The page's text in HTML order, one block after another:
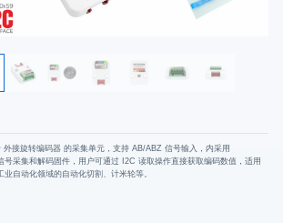
w
接旋转编码器 的采集单元，支持 AB/ABZ 信号输入，内采用
采集和解码固件，用户可通过 I2C 读取操作直接获取编码数值，适用
自动化领域的自动化切割、计米轮等。